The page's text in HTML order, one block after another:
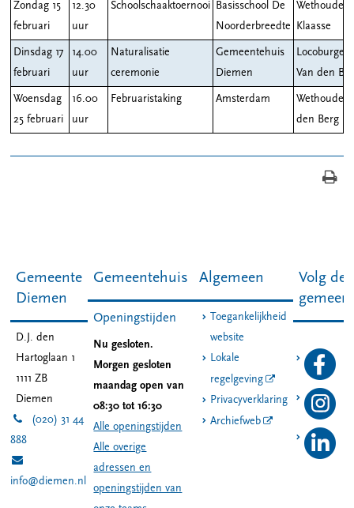
Zondag 15
februari
12.30
uur
Schoolschaaktoernooi Basisschool De
Noorderbreedte
Wethouder
Klaasse
Dinsdag 17
februari
14.00
uur
Naturalisatie
ceremonie
Gemeentehuis
Diemen
Van den
Woensdag
25 februari
16.00
uur
Februaristaking Amsterdam
Wethouder
den Berg
Gemeente
Diemen
D.J. den
Hartoglaan 1
1111 ZB
Diemen
(020) 31 44
888
info@diemen.nl
Gemeentehuis
Openingstijden
Nu gesloten.
Morgen gesloten
maandag open van
08:30 tot 16:30
Alle openingstijden
Alle overige
adressen en
openingstijden van
Algemeen
Toegankelijkheid
website
Lokale
regelgeving
Privacyverklaring
Archiefweb
Volg de